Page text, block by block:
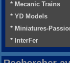
* Mecanic Trains
* YD Models
* Miniatures-
* InterFer